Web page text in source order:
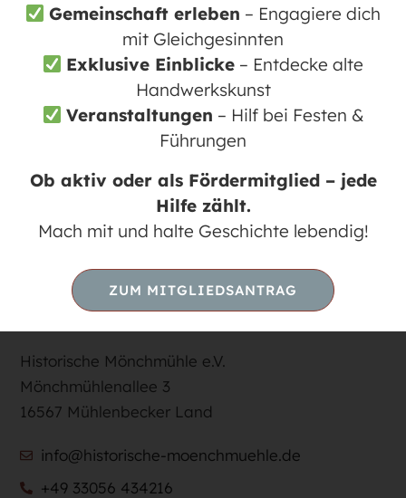
VERANSTALTUNGSTYP
Hobby&Freizeit
Karte nicht verfügbar
Historische Mönchmühle e.V.
Mönchmühlenallee 3
16567 Mühlenbecker Land
info@historische-moenchmuehle.de
+49 33056 434216
Gemeinschaft erleben – Engagiere dich
mit Gleichgesinnten
Exklusive Einblicke – Entdecke alte
Handwerkskunst
Veranstaltungen – Hilf bei Festen &
Führungen
Ob aktiv oder als Fördermitglied – jede
Hilfe zählt.
Mach mit und halte Geschichte lebendig!
ZUM MITGLIEDSANTRAG